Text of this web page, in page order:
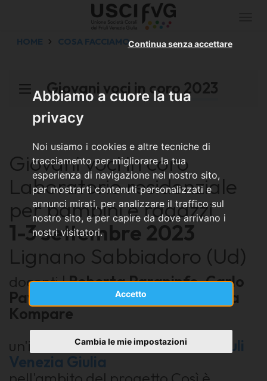
Abbiamo a cuore la tua
privacy
Noi usiamo i cookies e altre tecniche di
tracciamento per migliorare la tua
esperienza di navigazione nel nostro sito,
per mostrarti contenuti personalizzati e
annunci mirati, per analizzare il traffico sul
nostro sito, e per capire da dove arrivano i
nostri visitatori.
Accetto
Continua senza accettare
Cambia le mie impostazioni
HOME COSA FACCIAMO
Giovani voci in coro 2023
Giovani voci in coro
Laboratorio residenziale
per bambini e ragazzi
1-3 settembre 2023
Lignano Sabbiadoro (Ud)
docenti |Roberta Paraninfo, Carlo
Pavese, Panda van Proosdij, Nina
Kompare
un'iniziativa diFeniarcoeUsci Friuli
Venezia Giulia